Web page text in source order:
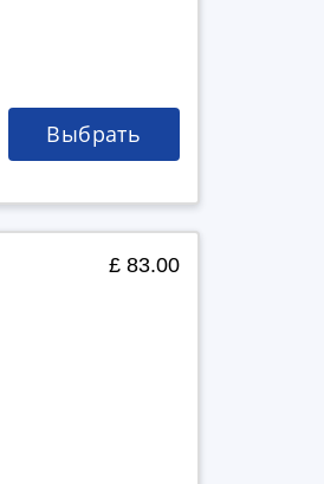
Выбрать
£ 83.00